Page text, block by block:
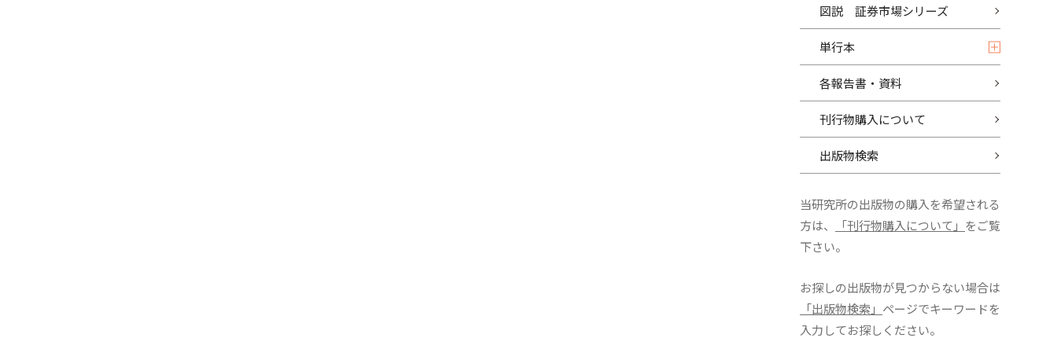
図説 証券市場シリーズ
単行本
各報告書・資料
刊行物購入について
出版物検索
当研究所の出版物の購入を希望される
方は、
「刊行物購入について」 をご覧
下さい。
お探しの出版物が見つからない場合は
「出版物検索」 ページでキーワードを
入力してお探しください。